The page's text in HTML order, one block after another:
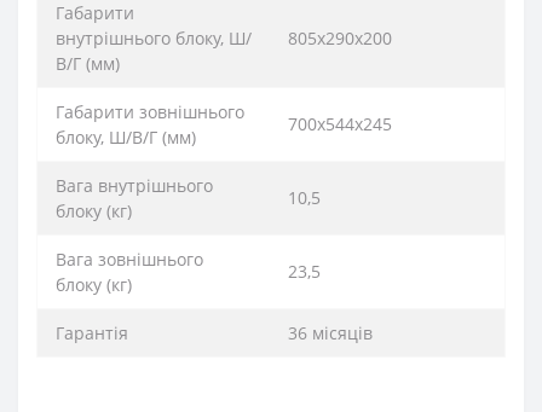
Габарити
внутрішнього блоку, Ш/
В/Г (мм)
805x290x200
Габарити зовнішнього
блоку, Ш/В/Г (мм)
700x544x245
Вага внутрішнього
блоку (кг)
10,5
Вага зовнішнього
блоку (кг)
23,5
Гарантія 36 місяців